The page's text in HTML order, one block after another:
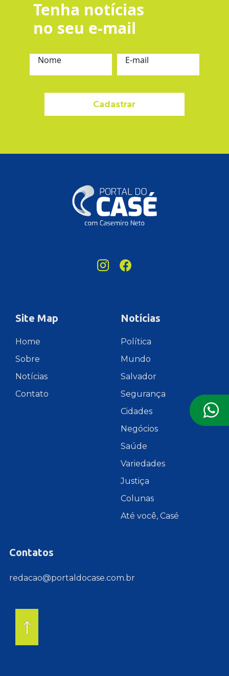
Tenha notícias
no seu e-mail
Nome E-mail
Cadastrar
Site Map
Home
Sobre
Notícias
Contato
Notícias
Política
Mundo
Salvador
Segurança
Cidades
Negócios
Saúde
Variedades
Justiça
Colunas
Até você, Casé
Contatos
redacao@portaldocase.com.br